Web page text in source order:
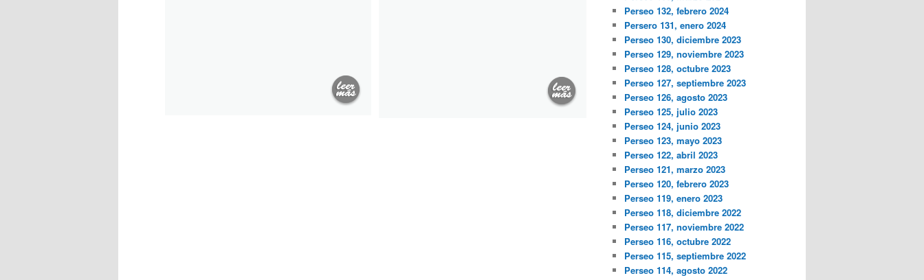
Perseo 132, febrero 2024
Persero 131, enero 2024
Perseo 130, diciembre 2023
Perseo 129, noviembre 2023
Perseo 128, octubre 2023
Perseo 127, septiembre 2023
Perseo 126, agosto 2023
Perseo 125, julio 2023
Perseo 124, junio 2023
Perseo 123, mayo 2023
Perseo 122, abril 2023
Perseo 121, marzo 2023
Perseo 120, febrero 2023
Perseo 119, enero 2023
Perseo 118, diciembre 2022
Perseo 117, noviembre 2022
Perseo 116, octubre 2022
Perseo 115, septiembre 2022
Perseo 114, agosto 2022